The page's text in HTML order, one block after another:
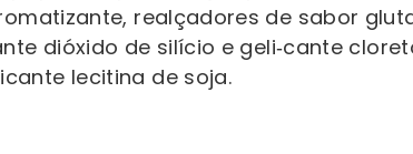
realçadores de sabor
dióxido de silício e geli‑cante
lecitina de soja.